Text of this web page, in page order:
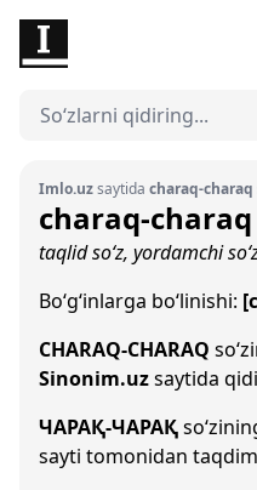
Imlo.uzsaytida charaq-charaq
charaq-charaq
taqlid so‘z, yordamchi
Bo‘g‘inlarga bo‘linishi:
CHARAQ-CHARAQ
Sinonim.uzsaytida
ЧАРАҚ-ЧАРАҚ
sayti tomonidan